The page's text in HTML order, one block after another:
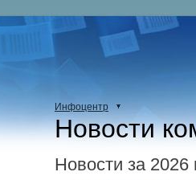
Инфоцентр
Новости
Новости за 2026